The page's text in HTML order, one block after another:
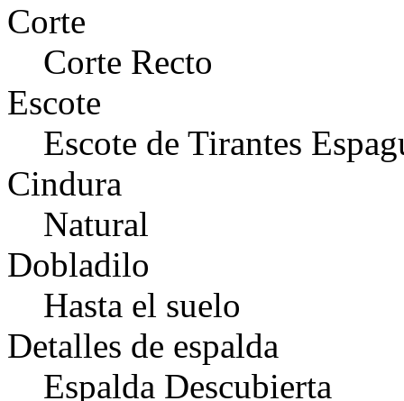
Corte
Corte Recto
Escote
Escote de Tirantes
Cindura
Natural
Dobladilo
Hasta el suelo
Detalles de espalda
Espalda Descubierta